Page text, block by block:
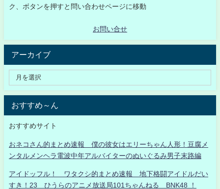
ク、ボタンを押すと問い合わせページに移動
お問い合せ
アーカイブ
おすすめ～ん
おすすめサイト
おネコさん的まとめ速報 僕の彼女はエリーちゃん人形！豆腐メ
ンタルメンヘラ電波中年アルバイターのぬいぐるみ男子末路編
アイドッフル！ ワタクシ的まとめ速報 地下格闘アイドルだい
すき！23 ひうらのアニメ放送局101ちゃんねる BNK48 ！